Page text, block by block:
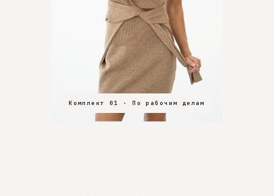
Комплект 01 · По рабочим делам
Комплект 02 · В зал
Комплект 03 · На особенный вечер